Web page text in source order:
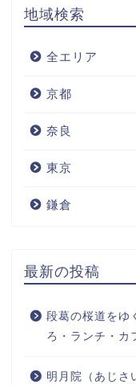
地域検索
全エリア
京都
奈良
東京
鎌倉
最新の投稿
段葛の桜道をゆ
ろ・ランチ・カ
明月院（あじ